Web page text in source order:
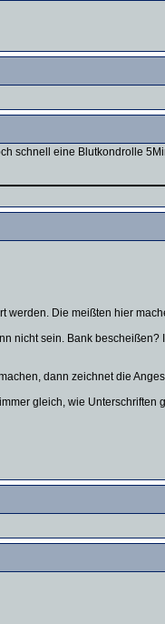
schnell eine Blutkondrolle
werden. Die meißten hier
nicht sein. Bank bescheißen?
dann zeichnet die
gleich, wie Unterschriften